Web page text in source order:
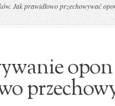
Jak prawidłowo przechowywać